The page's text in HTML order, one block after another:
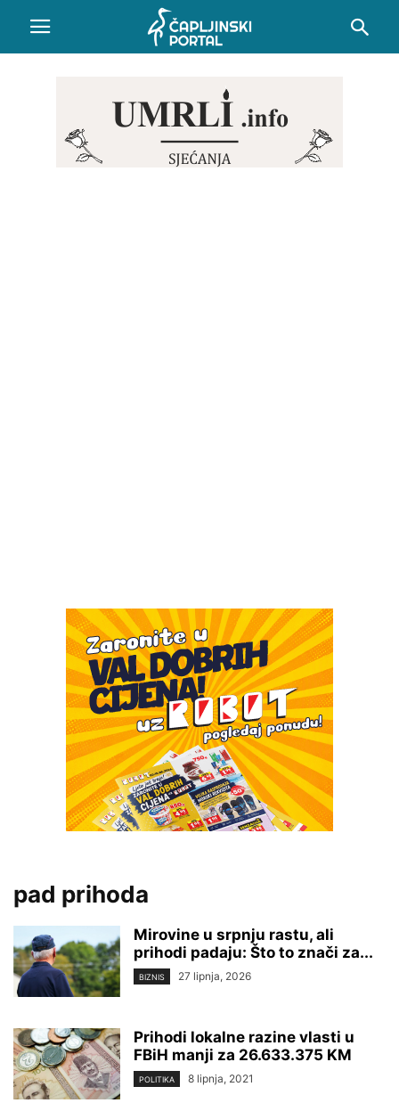
pad prihoda
Mirovine u srpnju rastu, ali
prihodi padaju: Što to znači za...
BIZNIS 27 lipnja, 2026
Prihodi lokalne razine vlasti u
FBiH manji za 26.633.375 KM
POLITIKA 8 lipnja, 2021